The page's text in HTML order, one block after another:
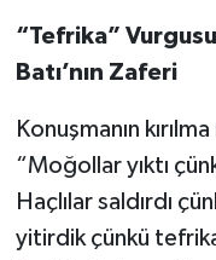
“Tefrika”
Batı’nın Zaferi
Konuşmanın
“Moğollar yıktı
Haçlılar saldırdı
yitirdik çünkü